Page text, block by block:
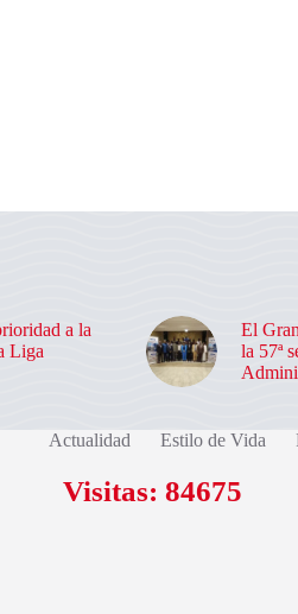
a la
Liga
El
la 57ª
Actualidad Estilo de Vida
Visitas: 84675